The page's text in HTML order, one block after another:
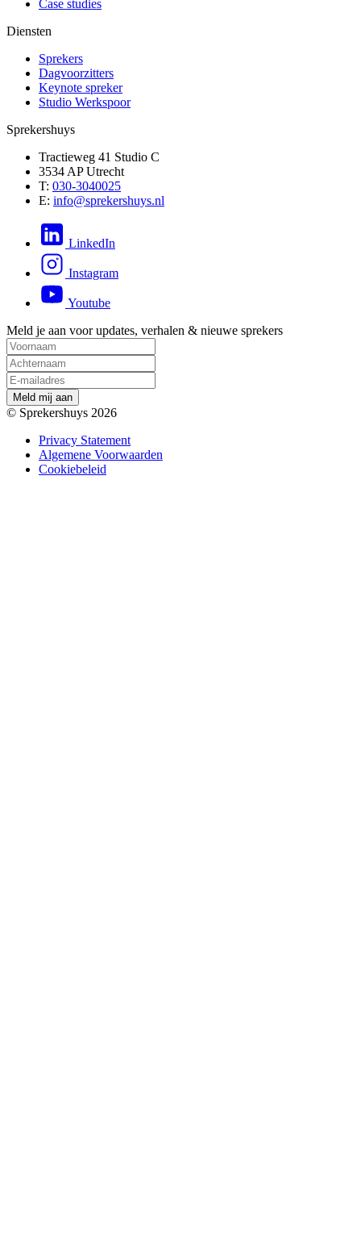
Case studies
Diensten
Sprekers
Dagvoorzitters
Keynote spreker
Studio Werkspoor
Sprekershuys
Tractieweg 41 Studio C
3534 AP Utrecht
T: 030-3040025
E: info@sprekershuys.nl
LinkedIn
Instagram
Youtube
Meld je aan voor updates, verhalen & nieuwe sprekers
Meld mij aan
© Sprekershuys 2026
Privacy Statement
Algemene Voorwaarden
Cookiebeleid